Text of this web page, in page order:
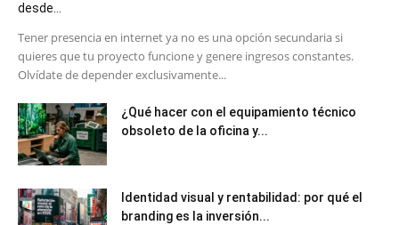
desde...
​Tener presencia en internet ya no es una opción secundaria si
quieres que tu proyecto funcione y genere ingresos constantes.
Olvídate de depender exclusivamente...
¿Qué hacer con el equipamiento técnico
obsoleto de la oficina y...
Identidad visual y rentabilidad: por qué el
branding es la inversión...